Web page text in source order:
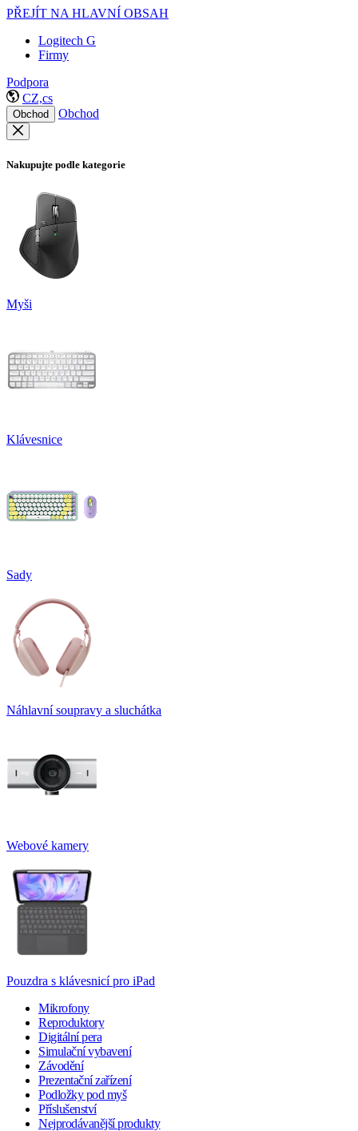
PŘEJÍT NA HLAVNÍ OBSAH
Logitech G
Firmy
Podpora
CZ,cs
Obchod Obchod
Nakupujte podle kategorie
Myši
Klávesnice
Sady
Náhlavní soupravy a sluchátka
Webové kamery
Pouzdra s klávesnicí pro iPad
Mikrofony
Reproduktory
Digitální pera
Simulační vybavení
Závodění
Prezentační zařízení
Podložky pod myš
Příslušenství
Nejprodávanější produkty